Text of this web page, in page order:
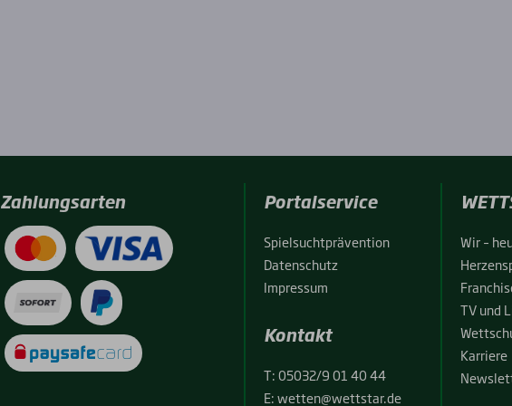
Zahlungsarten Portalservice
Spiel­sucht­prä­ven­ti­on
Daten­schutz
Impres­sum
Kontakt
T:05032/9 01 40 44
E:wetten@wettstar.de
Wir –
TV und
Kar­rie­re